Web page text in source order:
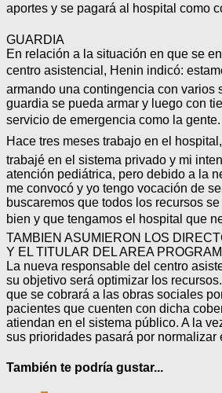
aportes y se pagará al hospital como
GUARDIA
En relación a la situación en que se
centro asistencial, Henin indicó:
armando una contingencia con varios
guardia se pueda armar y luego con
servicio de emergencia como la gente.
Hace tres meses trabajo en el
trabajé en el sistema privado y mi
atención pediátrica, pero debido a la
me convocó y yo tengo vocación de
buscaremos que todos los recursos
bien y que tengamos el hospital que
TAMBIEN ASUMIERON LOS
Y EL TITULAR DEL AREA
La nueva responsable del centro
su objetivo será optimizar los
que se cobrará a las obras sociales
pacientes que cuenten con dicha
atiendan en el sistema público. A la
sus prioridades pasará por normalizar
También te podría gustar...